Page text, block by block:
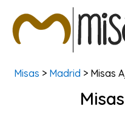
BUSCAR MISAS
Misas > Madrid > Misas